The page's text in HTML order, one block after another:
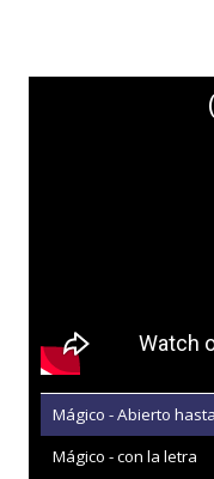
Mágico - Abierto
Mágico - con la letra